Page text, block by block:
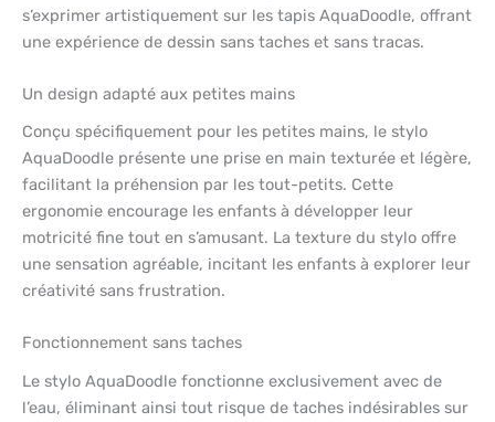
s’exprimer artistiquement sur les tapis AquaDoodle, offrant
une expérience de dessin sans taches et sans tracas.
Un design adapté aux petites mains
Conçu spécifiquement pour les petites mains, le stylo
AquaDoodle présente une prise en main texturée et légère,
facilitant la préhension par les tout-petits. Cette
ergonomie encourage les enfants à développer leur
motricité fine tout en s’amusant. La texture du stylo offre
une sensation agréable, incitant les enfants à explorer leur
créativité sans frustration.
Fonctionnement sans taches
Le stylo AquaDoodle fonctionne exclusivement avec de
l’eau, éliminant ainsi tout risque de taches indésirables sur